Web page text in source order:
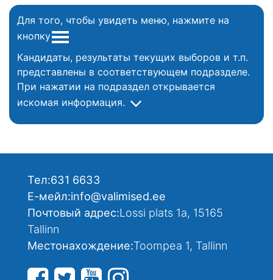
Для того, чтобы увидеть меню, нажмите на
кнопку
Кандидаты, результаты текущих выборов и т.п.
представлены в соответствующем подразделе.
При нажатии на подраздел открывается
искомая информация.
Тел:631 6633
Е-мейл:info@valimised.ee
Почтовый адрес:Lossi plats 1a, 15165
Tallinn
Местонахождение:Toompea 1, Tallinn